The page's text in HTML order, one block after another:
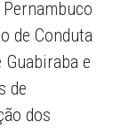
de Conduta
e
de
dos